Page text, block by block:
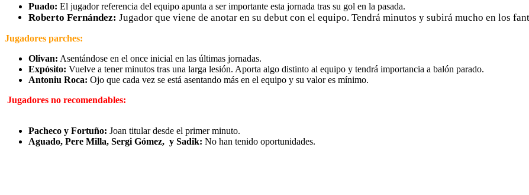
Puado: El jugador referencia del equipo apunta a ser importante esta jornada tras su gol en la pasada.
Roberto Fernández: Jugador que viene de anotar en su debut con el equipo. Tendrá minutos y subirá mucho en los
Jugadores parches:
Olivan: Asentándose en el once inicial en las últimas jornadas.
Expósito: Vuelve a tener minutos tras una larga lesión. Aporta algo distinto al equipo y tendrá importancia a balón parado.
Antoniu Roca: Ojo que cada vez se está asentando más en el equipo y su valor es mínimo.
Jugadores no recomendables:
Pacheco y Fortuño: Joan titular desde el primer minuto.
Aguado, Pere Milla, Sergi Gómez, y Sadik: No han tenido oportunidades.